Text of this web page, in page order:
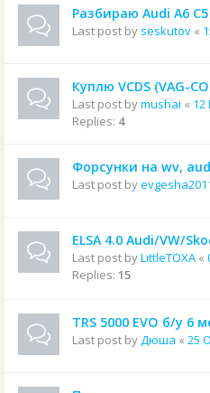
Разбираю Audi A6 C5
Last post by seskutov «
Куплю VCDS (VAG-
Last post bymushai « 12
Replies: 4
Форсунки на wv,
Last post by
ELSA 4.0 Audi/VW/
Last post byLittleTOXA «
Replies: 15
TRS 5000 EVO б/у 6
Last post byДюша « 25